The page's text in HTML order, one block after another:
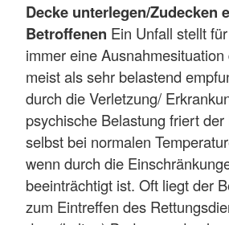
Decke unterlegen/Zudecken
Betroffenen Ein Unfall stellt
immer eine
meist als sehr belastend
durch die Verletzung/
psychische Belastung friert
selbst bei normalen
wenn durch die
beeinträchtigt ist. Oft liegt der
zum Eintreffen des